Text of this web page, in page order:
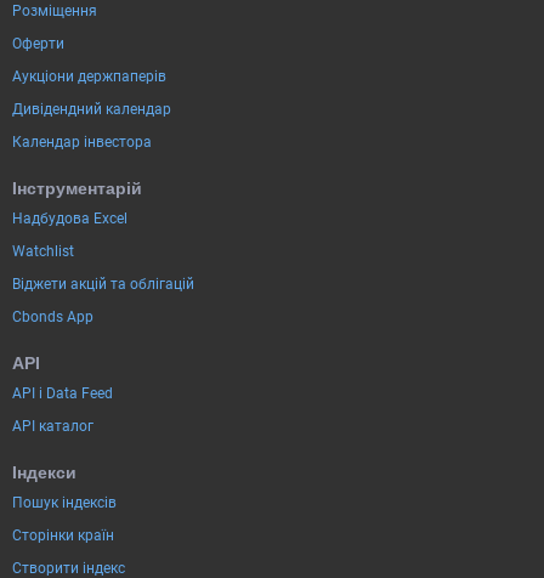
Розміщення
Оферти
Аукціони держпаперів
Дивідендний календар
Календар інвестора
Інструментарій
Надбудова Excel
Watchlist
Віджети акцій та облігацій
Cbonds App
API
API і Data Feed
API каталог
Індекси
Пошук індексів
Сторінки країн
Створити індекс